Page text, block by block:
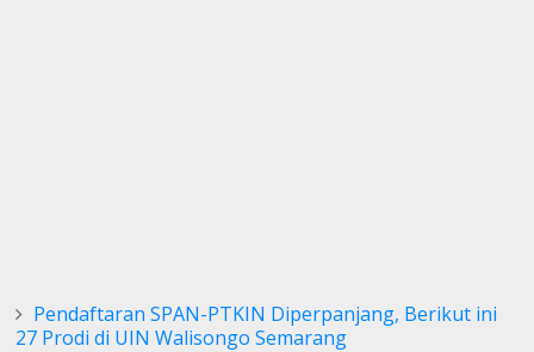
Pendaftaran SPAN-PTKIN Diperpanjang, Berikut ini
27 Prodi di UIN Walisongo Semarang